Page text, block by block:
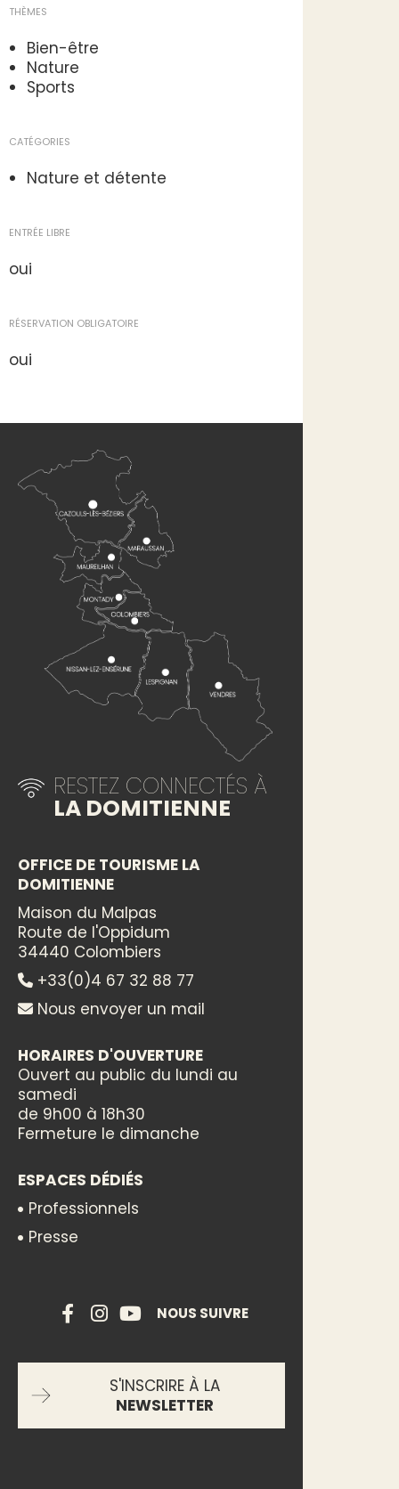
THÈMES
Bien-être
Nature
Sports
CATÉGORIES
Nature et détente
ENTRÉE LIBRE
oui
RÉSERVATION OBLIGATOIRE
oui
RESTEZ CONNECTÉS À
LA DOMITIENNE
OFFICE DE TOURISME LA
DOMITIENNE
Maison du Malpas
Route de l'Oppidum
34440 Colombiers
+33(0)4 67 32 88 77
Nous envoyer un mail
HORAIRES D'OUVERTURE
Ouvert au public du lundi au
samedi
de 9h00 à 18h30
Fermeture le dimanche
ESPACES DÉDIÉS
Professionnels
Presse
NOUS SUIVRE
S'INSCRIRE À LA
NEWSLETTER